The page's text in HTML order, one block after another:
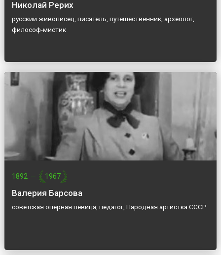
Николай Рерих
русский живописец, писатель, путешественник, археолог,
философ-мистик
1892 — 1967
Валерия Барсова
советская оперная певица, педагог, Народная артистка СССР